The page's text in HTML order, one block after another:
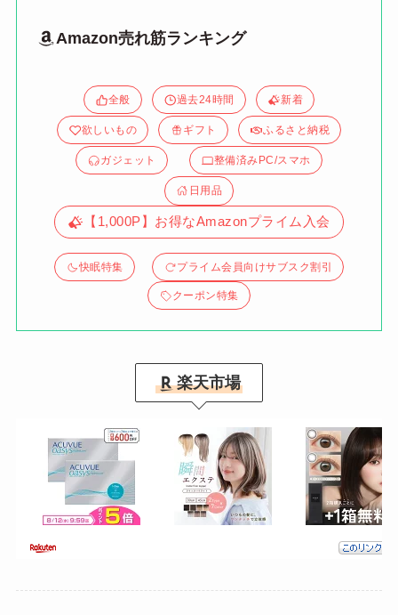
Amazon売れ筋ランキング
全般 過去24時間 新着
欲しいもの ギフト ふるさと納税
ガジェット 整備済みPC/スマホ
日用品
【1,000P】お得なAmazonプライム入会
快眠特集 プライム会員向けサブスク割引
クーポン特集
楽天市場